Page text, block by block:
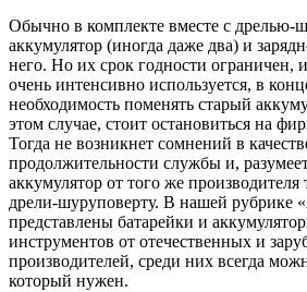
Обычно в комплекте вместе с дрелью-
аккумулятор (иногда даже два) и
него. Но их срок годности ограничен,
очень интенсивно используется, в
необходимость поменять старый
этом случае, стоит остановиться на
Тогда не возникнет сомнений в
продолжительности службы и,
аккумулятор от того же
дрели-шуруповерту. В нашей рубрике
представлены батарейки и
инструментов от отечественных и
производителей, среди них всегда
который нужен.